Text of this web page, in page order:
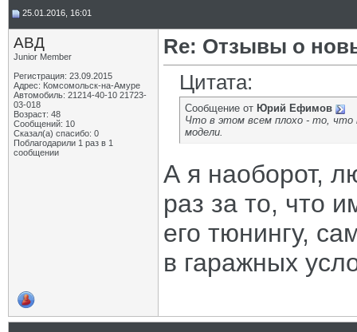
25.01.2016, 16:01
АВД
Junior Member
Регистрация: 23.09.2015
Адрес: Комсомольск-на-Амуре
Автомобиль: 21214-40-10 21723-
03-018
Возраст: 48
Сообщений: 10
Сказал(а) спасибо: 0
Поблагодарили 1 раз в 1
сообщении
Re: Отзывы о
Цитата:
Сообщение от Юрий Ефимов
Что в этом всем плохо - то, что
модели.
А я наоборот,
раз за то, что
его тюнингу,
в гаражных